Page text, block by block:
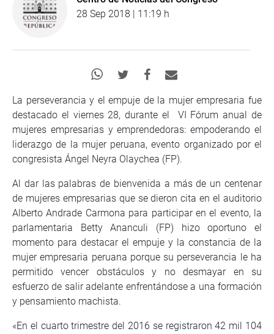
28 Sep 2018 | 11:19 h
La perseverancia y el empuje de la mujer empresaria fue
destacado el viernes 28, durante el VI Fórum anual de
mujeres empresarias y emprendedoras: empoderando el
liderazgo de la mujer peruana, evento organizado por el
congresista Ángel Neyra Olaychea (FP).
Al dar las palabras de bienvenida a más de un centenar
de mujeres empresarias que se dieron cita en el auditorio
Alberto Andrade Carmona para participar en el evento, la
parlamentaria Betty Ananculi (FP) hizo oportuno el
momento para destacar el empuje y la constancia de la
mujer empresaria peruana porque su perseverancia le ha
permitido vencer obstáculos y no desmayar en su
esfuerzo de salir adelante enfrentándose a una formación
y pensamiento machista.
«En el cuarto trimestre del 2016 se registraron 42 mil 104